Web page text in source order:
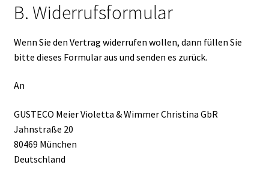
B. Widerrufsformular
Wenn Sie den Vertrag widerrufen wollen, dann füllen Sie
bitte dieses Formular aus und senden es zurück.
An
GUSTECO Meier Violetta & Wimmer Christina GbR
Jahnstraße 20
80469 München
Deutschland